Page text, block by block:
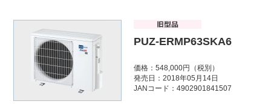
PUZ-ERMP63SKA6
価格：548,000円（税別）
発売日：2018年05月14日
JANコード：4902901841507